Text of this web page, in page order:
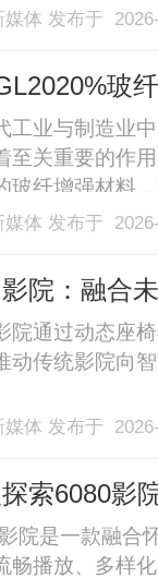
虑。店铺被封
结（俗称“压款
媒体 发布于
玻
工业与制造业
至关重要的作
玻纤增强材料
力。本文将深
玻纤改性
媒体 发布于
院：融合
院通过动态座
动传统影院向
媒体 发布于
索6080影
院是一款融合
畅播放、多样